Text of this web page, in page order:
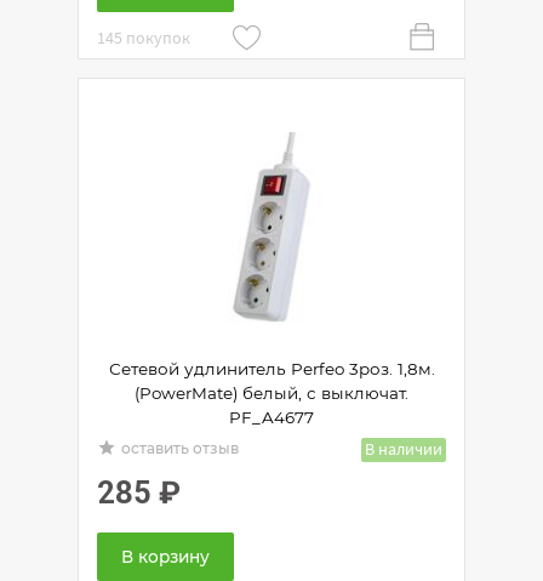
145 покупок
Сетевой удлинитель Perfeo 3роз. 1,8м.
(PowerMate) белый, с выключат.
PF_A4677
grade оставить отзыв В наличии
285 ₽
В корзину